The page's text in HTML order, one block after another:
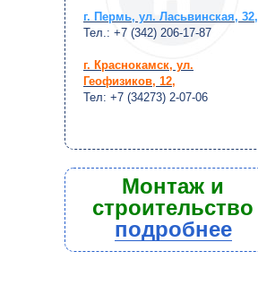
г. Пермь, ул. Ласьвинская, 32,
Тел.: +7 (342) 206-17-87
г. Краснокамск, ул.
Геофизиков, 12,
Тел: +7 (34273) 2-07-06
Монтаж и
строительство
подробнее